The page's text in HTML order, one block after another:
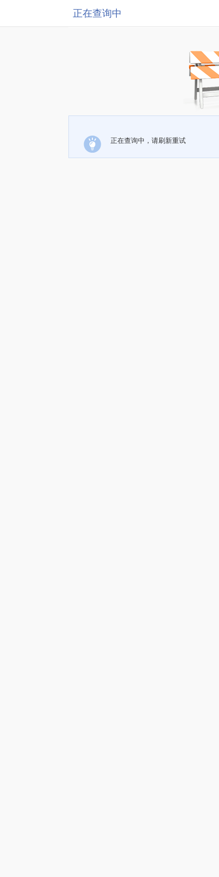
正在查询中
正在查询中，请刷新重试